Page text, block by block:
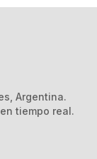
Argentina.
tiempo real.